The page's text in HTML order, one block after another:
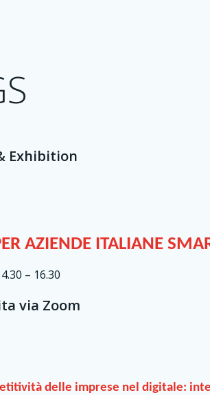
Exhibition
AZIENDE ITALIANE
– 16.30
via Zoom
delle imprese nel digitale: